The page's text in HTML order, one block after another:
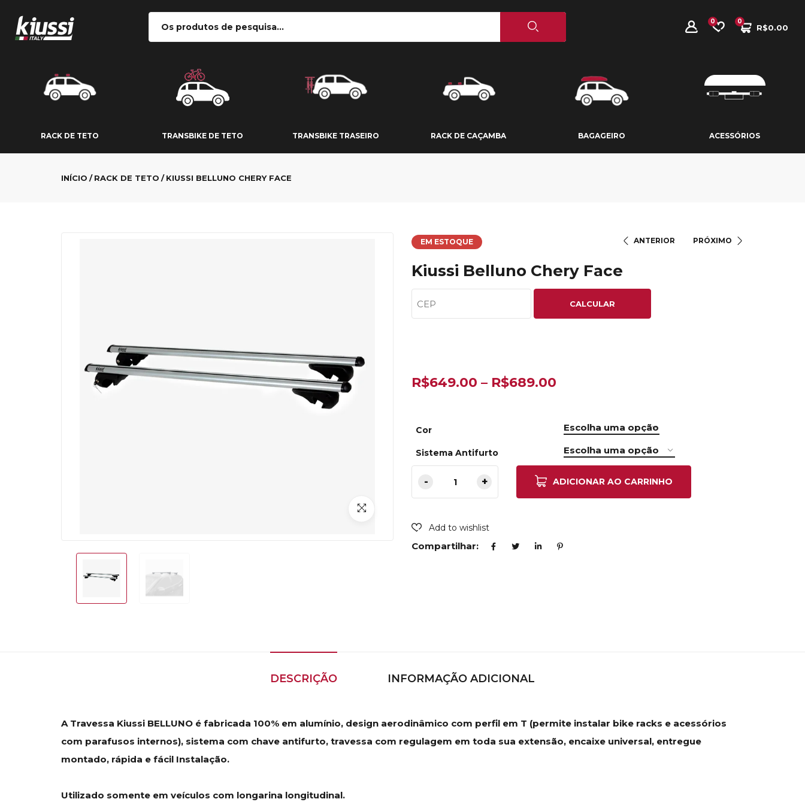
0
R$0.00
0
RACK DE TETO TRANSBIKE DE TETO TRANSBIKE TRASEIRO RACK DE CAÇAMBA BAGAGEIRO ACESSÓRIOS
TRANSBIKE DE TETO
INÍCIO RACK DE TETO KIUSSI BELLUNO CHERY FACE
EM ESTOQUE ANTERIOR PRÓXIMO
Kiussi Belluno Chery Face
CALCULAR
R$649.00 – R$689.00
Cor
Sistema Antifurto
ADICIONAR AO CARRINHO
Add to wishlist
Compartilhar:
DESCRIÇÃO INFORMAÇÃO ADICIONAL
A Travessa Kiussi BELLUNO é fabricada 100% em alumínio, design aerodinâmico com perfil em T (permite instalar bike racks e acessórios
com parafusos internos), sistema com chave antifurto, travessa com regulagem em toda sua extensão, encaixe universal, entregue
montado, rápida e fácil Instalação.
Utilizado somente em veículos com longarina longitudinal.